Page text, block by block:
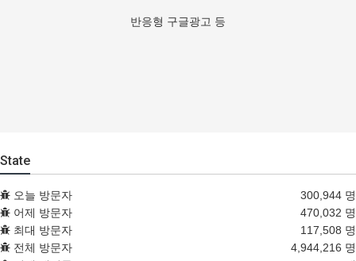
반응형 구글광고 등
State
오늘 방문자
300,944 명
어제 방문자
470,032 명
최대 방문자
117,508 명
전체 방문자
4,944,216 명